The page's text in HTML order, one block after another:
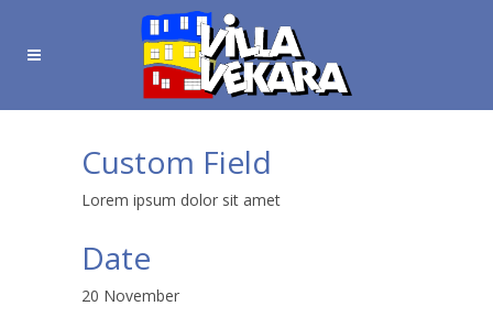
Custom Field
Lorem ipsum dolor sit amet
Date
20 November